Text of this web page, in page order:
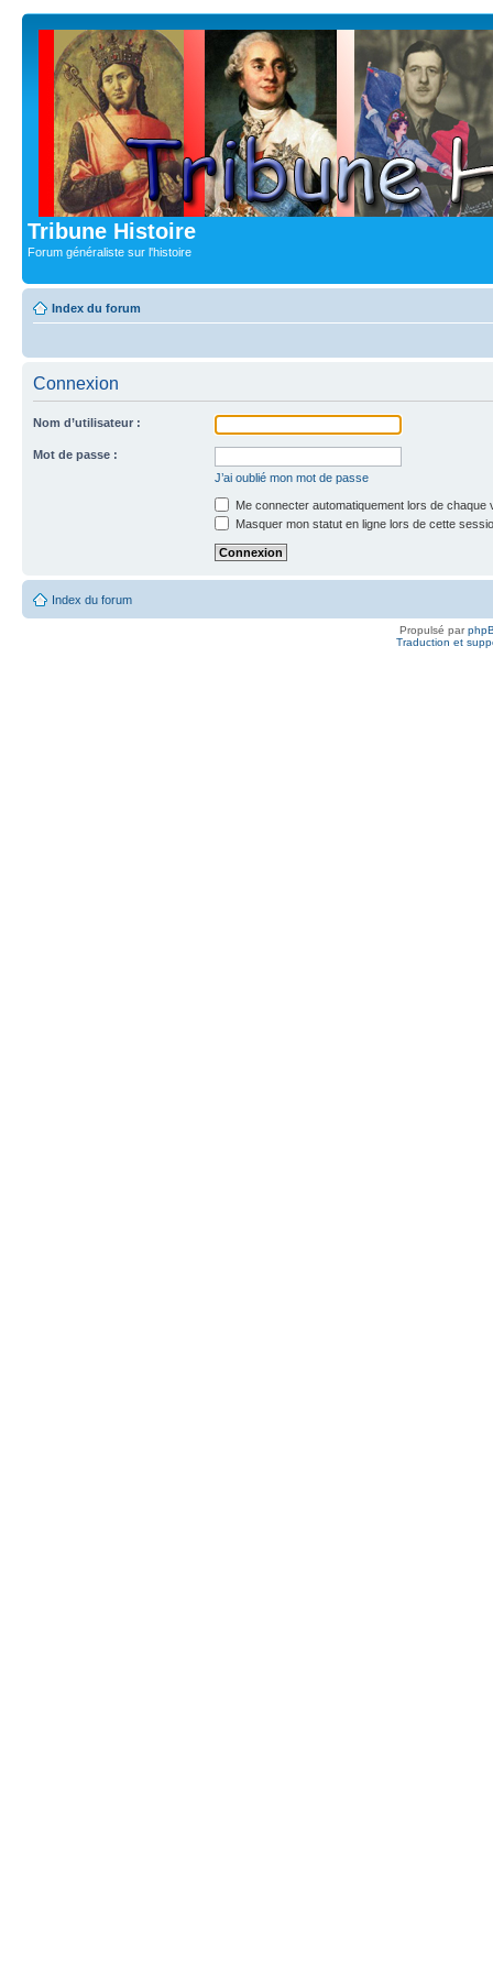
Tribune Histoire
Forum généraliste sur l'histoire
Index du forum
Connexion
Nom d’utilisateur :
Mot de passe :
J’ai oublié mon mot de passe
Me connecter automatiquement lors de chaque
Masquer mon statut en ligne lors de cette
Index du forum
Propulsé par
Traduction et